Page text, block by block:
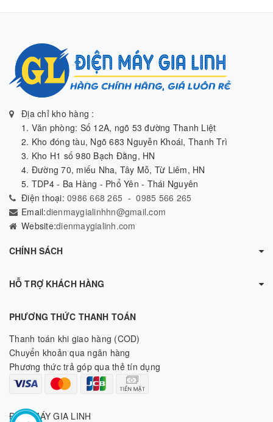
Địa chỉ kho hàng :
1. Văn phòng: Số 12A, ngõ 53 đường Thanh Liệt
2. Kho đóng tàu, Ngõ 683 Nguyễn Khoái, Thanh Trì
3. Kho H1 số 980 Bạch Đằng, HN
4. Đường 70, miếu Nha, Tây Mỗ, Từ Liêm, HN
5. TDP4 - Ba Hàng - Phổ Yên - Thái Nguyên
Điện thoại: 0986 668 265 -0985 566 265
Email:dienmaygialinhhn@gmail.com
Website:dienmaygialinh.com
CHÍNH SÁCH
HỖ TRỢ KHÁCH HÀNG
PHƯƠNG THỨC THANH TOÁN
Thanh toán khi giao hàng (COD)
Chuyển khoản qua ngân hàng
Phương thức trả góp qua thẻ tín dụng
ĐIỆN MÁY GIA LINH